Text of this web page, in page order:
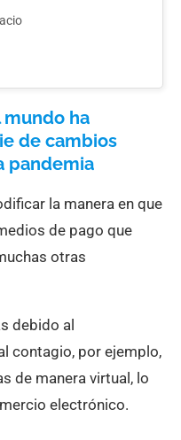
mundo ha
de cambios
pandemia
la manera en que
de pago que
otras
debido al
contagio, por ejemplo,
de manera virtual, lo
electrónico.